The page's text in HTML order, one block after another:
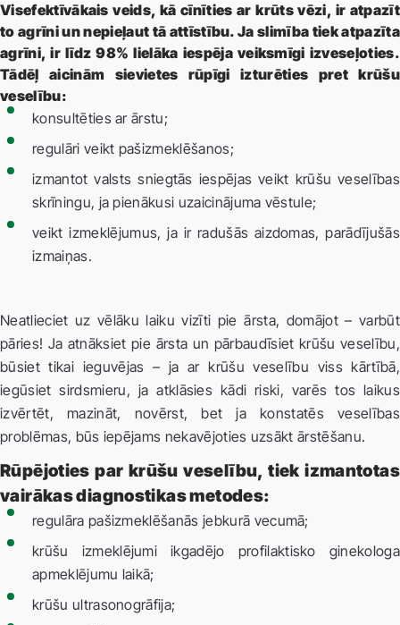
Visefektīvākais veids, kā cīnīties ar krūts vēzi, ir atpazīt
to agrīni un nepieļaut tā attīstību. Ja slimība tiek atpazīta
agrīni, ir līdz 98% lielāka iespēja veiksmīgi izveseļoties.
Tādēļ aicinām sievietes rūpīgi izturēties pret krūšu
veselību:
konsultēties ar ārstu;
regulāri veikt pašizmeklēšanos;
izmantot valsts sniegtās iespējas veikt krūšu veselības
skrīningu, ja pienākusi uzaicinājuma vēstule;
veikt izmeklējumus, ja ir radušās aizdomas, parādījušās
izmaiņas.
Neatlieciet uz vēlāku laiku vizīti pie ārsta, domājot – varbūt
pāries! Ja atnāksiet pie ārsta un pārbaudīsiet krūšu veselību,
būsiet tikai ieguvējas – ja ar krūšu veselību viss kārtībā,
iegūsiet sirdsmieru, ja atklāsies kādi riski, varēs tos laikus
izvērtēt, mazināt, novērst, bet ja konstatēs veselības
problēmas, būs iepējams nekavējoties uzsākt ārstēšanu.
Rūpējoties par krūšu veselību, tiek izmantotas
vairākas diagnostikas metodes:
regulāra pašizmeklēšanās jebkurā vecumā;
krūšu izmeklējumi ikgadējo profilaktisko ginekologa
apmeklējumu laikā;
krūšu ultrasonogrāfija;